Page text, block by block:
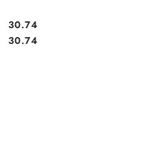
Cena:
30.74
Cena:
30.74